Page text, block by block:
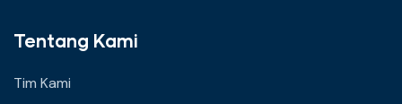
Tentang Kami
Tim Kami